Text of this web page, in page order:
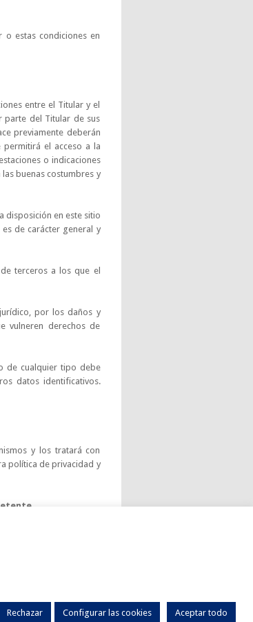
o estas condiciones en
entre el Titular y el
parte del Titular de sus
previamente deberán
permitirá el acceso a la
o indicaciones
buenas costumbres y
disposición en este sitio
de carácter general y
terceros a los que el
por los daños y
vulneren derechos de
de cualquier tipo debe
datos identificativos.
y los tratará con
política de privacidad y
Rechazar Configurar las cookies Aceptar todo